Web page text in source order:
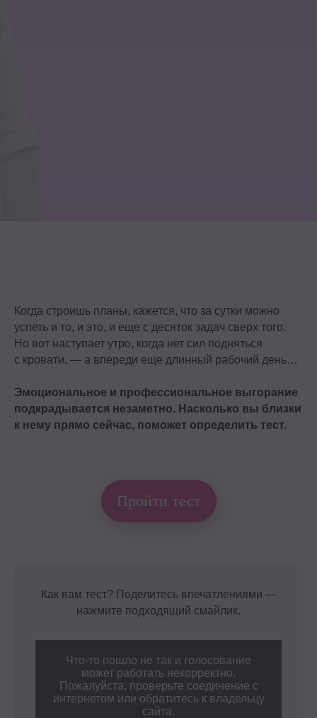
Когда строишь планы, кажется, что за сутки можно
успеть и то, и это, и еще с десяток задач сверх того.
Но вот наступает утро, когда нет сил подняться
с кровати, — а впереди еще длинный рабочий день…
Эмоциональное и профессиональное выгорание
подкрадывается незаметно. Насколько вы близки
к нему прямо сейчас, поможет определить тест.
Пройти тест
Как вам тест? Поделитесь впечатлениями —
нажмите подходящий смайлик.
Что-то пошло не так и голосование
может работать некорректно.
Пожалуйста, проверьте соединение с
интернетом или обратитесь к владельцу
сайта.